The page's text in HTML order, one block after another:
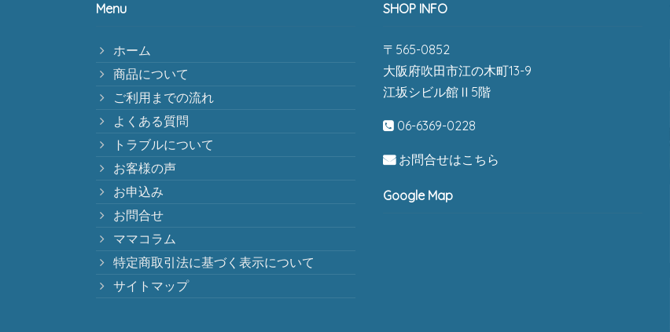
Menu
ホーム
商品について
ご利用までの流れ
よくある質問
トラブルについて
お客様の声
お申込み
お問合せ
ママコラム
特定商取引法に基づく表示について
サイトマップ
SHOP INFO
〒565-0852
大阪府吹田市江の木町13-9
江坂シビル館Ⅱ5階
06-6369-0228
お問合せはこちら
Google Map